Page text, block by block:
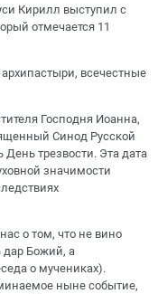
Кирилл выступил с
отмечается 11
всечестные
Господня Иоанна,
Синод Русской
трезвости. Эта дата
значимости
о том, что не вино
дар Божий, а
о мучениках).
ныне событие,